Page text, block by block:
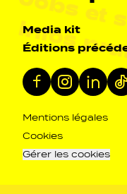
Jobs et
Infos
Navigation
Media kit
Éditions
Réseaux
Facebook
Instagram
Navigation pied
Mentions légales
Cookies
Gérer les cookies